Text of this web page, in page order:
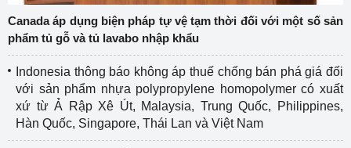
Canada áp dụng biện pháp tự vệ tạm thời đối với một số sản
phẩm tủ gỗ và tủ lavabo nhập khẩu
Indonesia thông báo không áp thuế chống bán phá giá đối
với sản phẩm nhựa polypropylene homopolymer có xuất
xứ từ Ả Rập Xê Út, Malaysia, Trung Quốc, Philippines,
Hàn Quốc, Singapore, Thái Lan và Việt Nam